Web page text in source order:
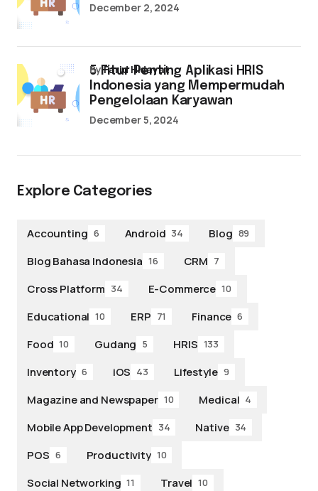
December 2, 2024
5 Fitur Penting Aplikasi HRIS
Indonesia yang Mempermudah
Pengelolaan Karyawan
byFarid Hidayat
December 5, 2024
Explore Categories
Accounting 6 Android 34 Blog 89
Blog Bahasa Indonesia 16 CRM 7
Cross Platform 34 E-Commerce 10
Educational 10 ERP 71 Finance 6
Food 10 Gudang 5 HRIS 133
Inventory 6 iOS 43 Lifestyle 9
Magazine and Newspaper 10 Medical 4
Mobile App Development 34 Native 34
POS 6 Productivity 10
Social Networking 11 Travel 10